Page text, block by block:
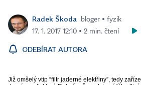
Radek Škoda
bloger ▪ fyzik
17. 1. 2017 12:10 ▪ 2 min. čtení
ODEBÍRAT AUTORA
Již omšelý vtip “filtr jaderné elektřiny”, tedy